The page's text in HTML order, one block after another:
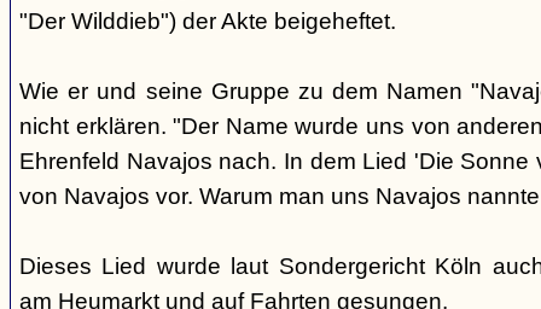
"Der Wilddieb") der Akte beigeheftet.
Wie er und seine Gruppe zu dem Namen
nicht erklären. "Der Name wurde uns von
Ehrenfeld Navajos nach. In dem Lied 'Die Sonne
von Navajos vor. Warum man uns Navajos
Dieses Lied wurde laut Sondergericht Köln
am Heumarkt und auf Fahrten gesungen.